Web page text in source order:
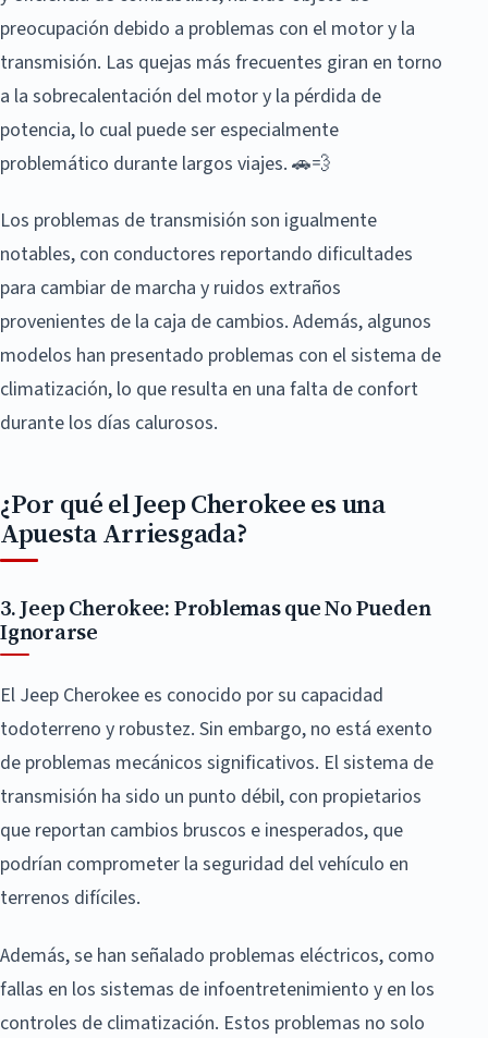
preocupación debido a problemas con el motor y la
transmisión. Las quejas más frecuentes giran en torno
a la sobrecalentación del motor y la pérdida de
potencia, lo cual puede ser especialmente
problemático durante largos viajes. 🚗💨
Los problemas de transmisión son igualmente
notables, con conductores reportando dificultades
para cambiar de marcha y ruidos extraños
provenientes de la caja de cambios. Además, algunos
modelos han presentado problemas con el sistema de
climatización, lo que resulta en una falta de confort
durante los días calurosos.
¿Por qué el Jeep Cherokee es una
Apuesta Arriesgada?
3. Jeep Cherokee: Problemas que No Pueden
Ignorarse
El Jeep Cherokee es conocido por su capacidad
todoterreno y robustez. Sin embargo, no está exento
de problemas mecánicos significativos. El sistema de
transmisión ha sido un punto débil, con propietarios
que reportan cambios bruscos e inesperados, que
podrían comprometer la seguridad del vehículo en
terrenos difíciles.
Además, se han señalado problemas eléctricos, como
fallas en los sistemas de infoentretenimiento y en los
controles de climatización. Estos problemas no solo